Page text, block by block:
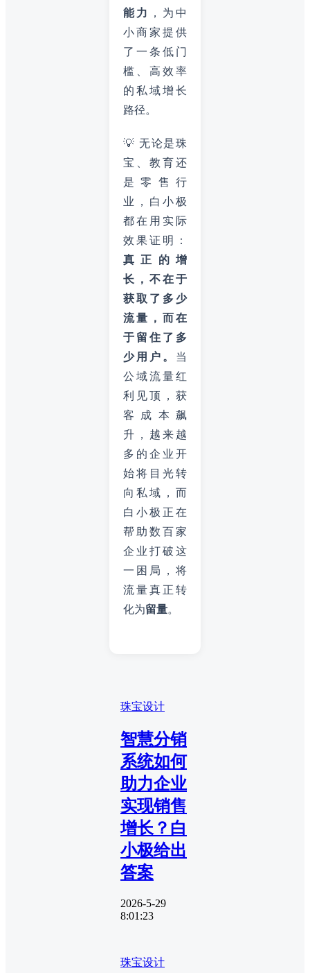
能力
，为中
小商家提供
了一条低门
槛、高效率
的私域增长
路径。
💡 无论是珠
宝、教育还
是零售行
业，白小极
都在用实际
效果证明：
真正的增
长，不在于
获取了多少
流量，而在
于留住了多
少用户。 当
公域流量红
利见顶，获
客成本飙
升，越来越
多的企业开
始将目光转
向私域，而
白小极正在
帮助数百家
企业打破这
一困局，将
流量真正转
化为留量。
珠宝设计
智慧分销
系统如何
助力企业
实现销售
增长？白
小极给出
答案
2026-5-29
8:01:23
珠宝设计